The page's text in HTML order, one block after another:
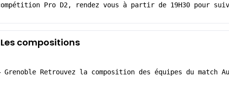
Pro D2, rendez vous à partir de 19H30 pour
compositions
Retrouvez la composition des équipes du